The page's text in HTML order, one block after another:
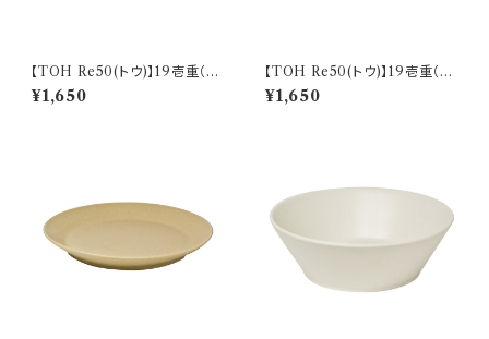
【TOH Re50(トウ)】19壱重（ク
リーム) O-M33901
¥1,650
【TOH Re50(トウ)】19壱重（コ
ルクベージュ) O-M33902
¥1,650